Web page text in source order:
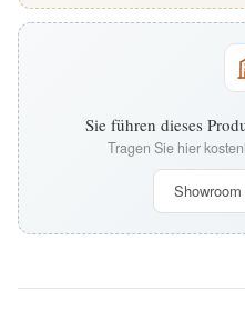
Sie führen dieses
Tragen Sie hier